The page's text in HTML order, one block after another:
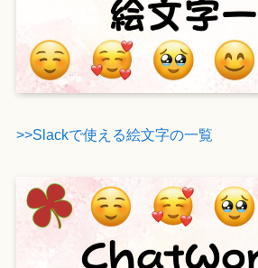
>>Slackで使える絵文字の一覧